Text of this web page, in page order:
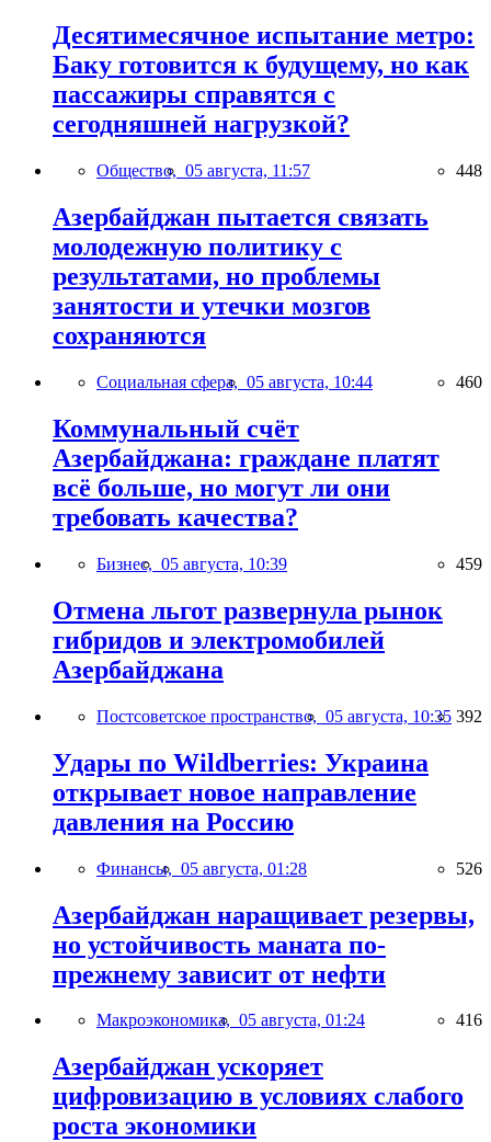
Десятимесячное испытание метро:
Баку готовится к будущему, но как
пассажиры справятся с
сегодняшней нагрузкой?
Общество, 05 августа, 11:57 448
Азербайджан пытается связать
молодежную политику с
результатами, но проблемы
занятости и утечки мозгов
сохраняются
Социальная сфера, 05 августа, 10:44 460
Коммунальный счёт
Азербайджана: граждане платят
всё больше, но могут ли они
требовать качества?
Бизнес, 05 августа, 10:39 459
Отмена льгот развернула рынок
гибридов и электромобилей
Азербайджана
Постсоветское пространство, 05 августа, 10:35 392
Удары по Wildberries: Украина
открывает новое направление
давления на Россию
Финансы, 05 августа, 01:28 526
Азербайджан наращивает резервы,
но устойчивость маната по-
прежнему зависит от нефти
Макроэкономика, 05 августа, 01:24 416
Азербайджан ускоряет
цифровизацию в условиях слабого
роста экономики